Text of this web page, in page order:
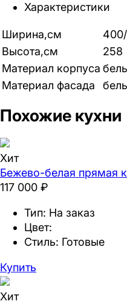
Характеристики
Ширина,см
Высота,см
258
Материал корпуса
Материал фасада
Похожие кухни
Хит
Бежево-белая прямая
117 000 ₽
Тип: На заказ
Цвет:
Стиль: Готовые
Купить
Хит